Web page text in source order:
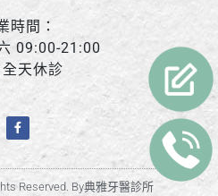
時間：
09:00-21:00
天休診
Reserved. By典雅牙醫診所